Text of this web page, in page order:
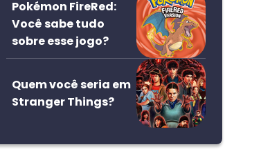
Pokémon FireRed:
Você sabe tudo
sobre esse jogo?
Quem você seria em
Stranger Things?